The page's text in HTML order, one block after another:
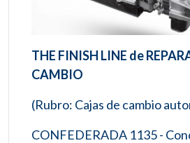
THE FINISH LINE de
CAMBIO
(Rubro: Cajas de cambio
CONFEDERADA 1135 -